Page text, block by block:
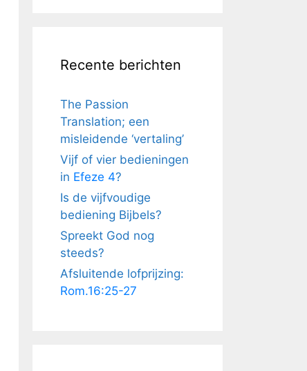
Recente berichten
The Passion
Translation; een
misleidende ‘vertaling’
Vijf of vier bedieningen
in Efeze 4?
Is de vijfvoudige
bediening Bijbels?
Spreekt God nog
steeds?
Afsluitende lofprijzing:
Rom.16:25-27